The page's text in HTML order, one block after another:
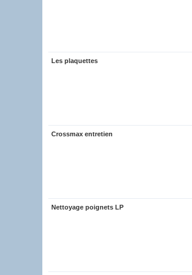
Les plaquettes
Crossmax entretien
Nettoyage poignets LP